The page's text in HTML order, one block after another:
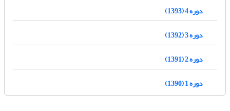
دوره 4 (1393)
دوره 3 (1392)
دوره 2 (1391)
دوره 1 (1390)